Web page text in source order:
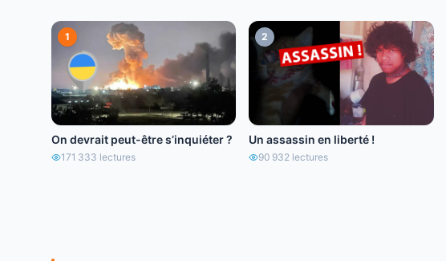
1
On devrait peut-être s’inquiéter ?
171 333 lectures
2
Un assassin en liberté !
90 932 lectures